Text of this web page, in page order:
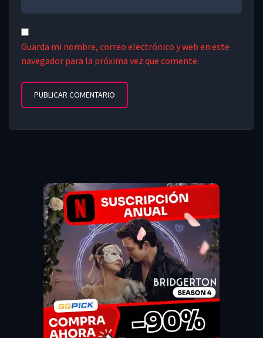
Guarda mi nombre, correo electrónico y web en este
navegador para la próxima vez que comente.